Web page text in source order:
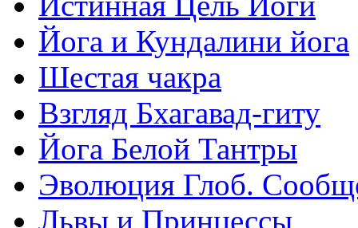
Йога и Кундалини йога
Шестая чакра
Взгляд Бхагавад-гиту
Йога Белой Тантры
Эволюция Глоб.
Львы и Принцессы